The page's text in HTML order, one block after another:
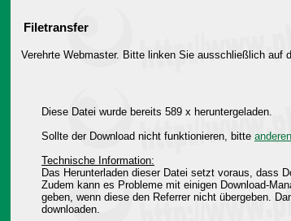
Filetransfer
Verehrte Webmaster. Bitte linken Sie ausschließlich auf
Diese Datei wurde bereits 589 x heruntergeladen.
Sollte der Download nicht funktionieren, bitte
Technische Information:
Das Herunterladen dieser Datei setzt voraus, dass
Zudem kann es Probleme mit einigen Download-
geben, wenn diese den Referrer nicht übergeben.
downloaden.